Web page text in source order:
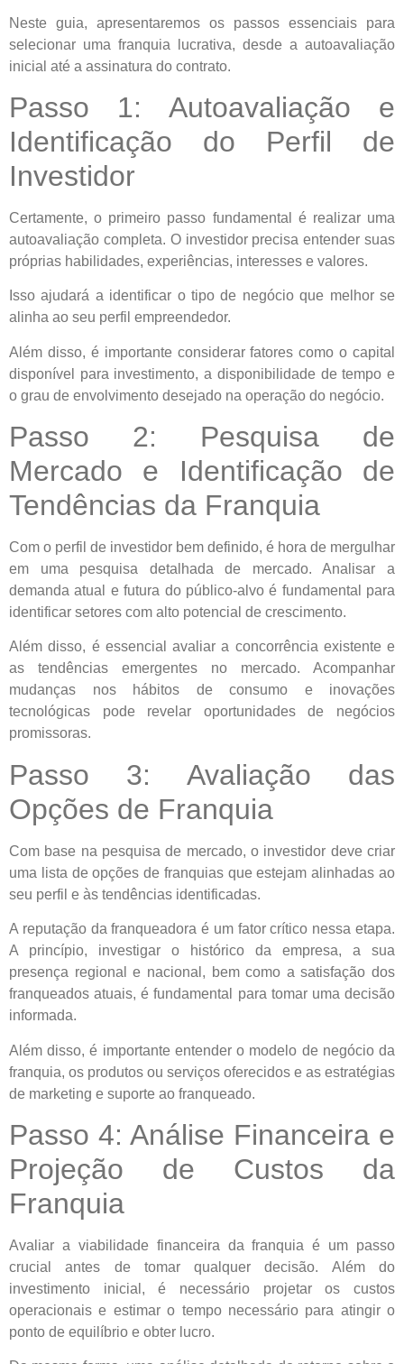
Neste guia, apresentaremos os passos essenciais para
selecionar uma franquia lucrativa, desde a autoavaliação
inicial até a assinatura do contrato.
Passo 1: Autoavaliação e
Identificação do Perfil de
Investidor
Certamente, o primeiro passo fundamental é realizar uma
autoavaliação completa. O investidor precisa entender suas
próprias habilidades, experiências, interesses e valores.
Isso ajudará a identificar o tipo de negócio que melhor se
alinha ao seu perfil empreendedor.
Além disso, é importante considerar fatores como o capital
disponível para investimento, a disponibilidade de tempo e
o grau de envolvimento desejado na operação do negócio.
Passo 2: Pesquisa de
Mercado e Identificação de
Tendências da Franquia
Com o perfil de investidor bem definido, é hora de mergulhar
em uma pesquisa detalhada de mercado. Analisar a
demanda atual e futura do público-alvo é fundamental para
identificar setores com alto potencial de crescimento.
Além disso, é essencial avaliar a concorrência existente e
as tendências emergentes no mercado. Acompanhar
mudanças nos hábitos de consumo e inovações
tecnológicas pode revelar oportunidades de negócios
promissoras.
Passo 3: Avaliação das
Opções de Franquia
Com base na pesquisa de mercado, o investidor deve criar
uma lista de opções de franquias que estejam alinhadas ao
seu perfil e às tendências identificadas.
A reputação da franqueadora é um fator crítico nessa etapa.
A princípio, investigar o histórico da empresa, a sua
presença regional e nacional, bem como a satisfação dos
franqueados atuais, é fundamental para tomar uma decisão
informada.
Além disso, é importante entender o modelo de negócio da
franquia, os produtos ou serviços oferecidos e as estratégias
de marketing e suporte ao franqueado.
Passo 4: Análise Financeira e
Projeção de Custos da
Franquia
Avaliar a viabilidade financeira da franquia é um passo
crucial antes de tomar qualquer decisão. Além do
investimento inicial, é necessário projetar os custos
operacionais e estimar o tempo necessário para atingir o
ponto de equilíbrio e obter lucro.